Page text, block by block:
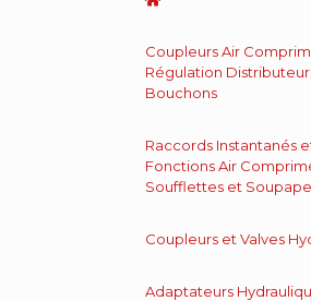
Coupleurs Air
Régulation
Bouchons
Raccords Instantanés
Fonctions Air
Soufflettes et
Coupleurs et Valves
Adaptateurs